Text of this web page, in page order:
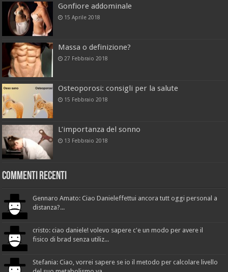
Gonfiore addominale
15 Aprile 2018
Massa o definizione?
27 Febbraio 2018
Osteoporosi: consigli per la salute
15 Febbraio 2018
L’importanza del sonno
13 Febbraio 2018
Commenti recenti
Gennaro Amato: Ciao Danieleffettui ancora tutt oggi personal a
distanza?...
cristo: ciao daniele! volevo sapere c'e un modo per avere il
fisico di brad senza utiliz...
Stefania: Ciao, vorrei sapere se io il metodo per calcolare livello